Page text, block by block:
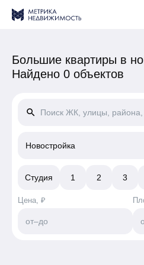
Большие квартиры в
Найдено 0 объектов
search
Новостройка
Студия 1 2 3
Цена, ₽
от–до